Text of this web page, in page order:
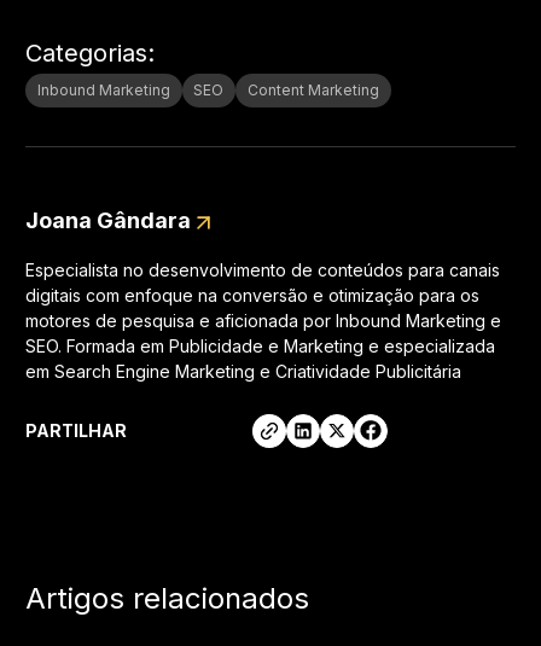
PARTILHAR
Categorias:
Inbound Marketing SEO Content Marketing
Joana Gândara
Especialista no desenvolvimento de conteúdos para canais
digitais com enfoque na conversão e otimização para os
motores de pesquisa e aficionada por Inbound Marketing e
SEO. Formada em Publicidade e Marketing e especializada
em Search Engine Marketing e Criatividade Publicitária
Artigos relacionados